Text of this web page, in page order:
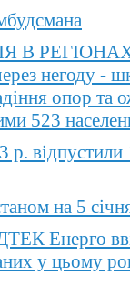
В
негоду -
опор та
523
відпустили
на 5
Енерго
у цьому